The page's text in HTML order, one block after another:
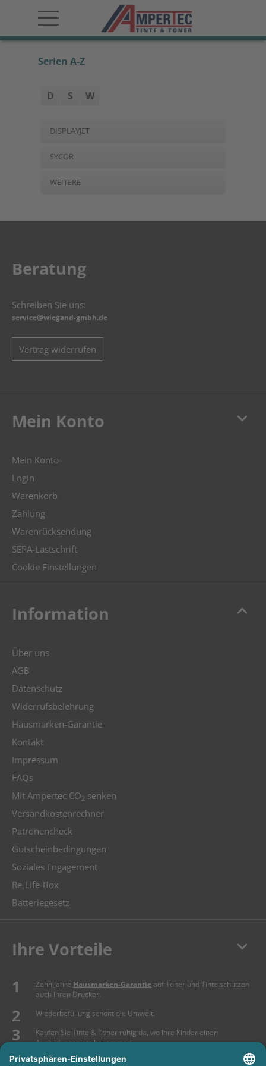
Serien A-Z
D S W
DISPLAYJET
SYCOR
WEITERE
Beratung
Schreiben Sie uns:
service@wiegand-gmbh.de
Vertrag widerrufen
keyboard_arrow_down
Mein Konto
Mein Konto
Login
Warenkorb
Zahlung
Warenrücksendung
SEPA-Lastschrift
Cookie Einstellungen
keyboard_arrow_up
Information
Über uns
AGB
Datenschutz
Widerrufsbelehrung
Hausmarken-Garantie
Kontakt
Impressum
FAQs
Mit Ampertec CO2 senken
Versandkostenrechner
Patronencheck
Gutscheinbedingungen
Soziales Engagement
Re-Life-Box
Batteriegesetz
keyboard_arrow_down
Ihre Vorteile
Zehn Jahre Hausmarken-Garantie auf Toner und Tinte schützen
auch Ihren Drucker.
Wiederbefüllung schont die Umwelt.
Kaufen Sie Tinte & Toner ruhig da, wo Ihre Kinder einen
Ausbildungsplatz bekommen!
Sicherung deutscher Produktionsstandorte.